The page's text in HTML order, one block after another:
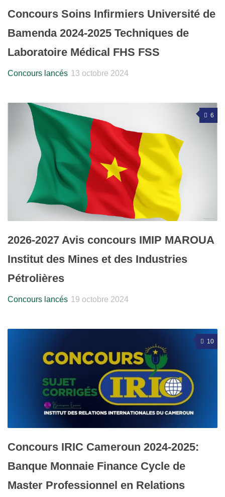
Concours Soins Infirmiers Université de
Bamenda 2024-2025 Techniques de
Laboratoire Médical FHS FSS
Concours lancés 13 octobre 2024
6
2026-2027 Avis concours IMIP MAROUA
Institut des Mines et des Industries
Pétrolières
Concours lancés 19 octobre 2024
10
Concours IRIC Cameroun 2024-2025:
Banque Monnaie Finance Cycle de
Master Professionnel en Relations